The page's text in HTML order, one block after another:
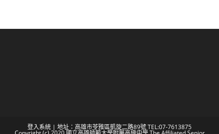
登入系統 | 地址：高雄市苓雅區凱旋二路89號 TEL:07-7613875